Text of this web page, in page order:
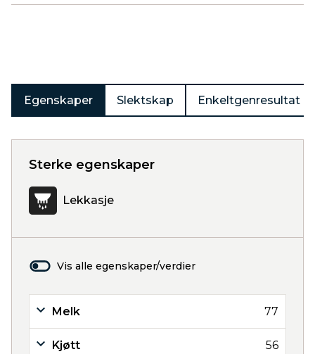
Egenskaper Slektskap Enkeltgenresultat
Sterke egenskaper
Lekkasje
Vis alle egenskaper/verdier
Melk 77
Kjøtt 56